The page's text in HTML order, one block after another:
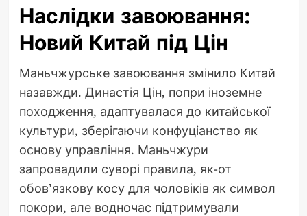
Наслідки завоювання:
Новий Китай під Цін
Маньчжурське завоювання змінило Китай
назавжди. Династія Цін, попри іноземне
походження, адаптувалася до китайської
культури, зберігаючи конфуціанство як
основу управління. Маньчжури
запровадили суворі правила, як-от
обов’язкову косу для чоловіків як символ
покори, але водночас підтримували